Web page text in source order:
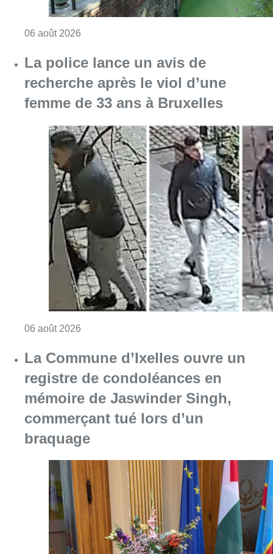
06 août 2026 Consulter l'article "La police lance un avis
La Commune d’Ixelles ouvre un
registre de condoléances en
mémoire de Jaswinder Singh,
commerçant tué lors d’un
braquage
06 août 2026 Consulter l'article "La Commune d’Ixelles
Partager l'article
FacebookTwitterWhatsApp
Share